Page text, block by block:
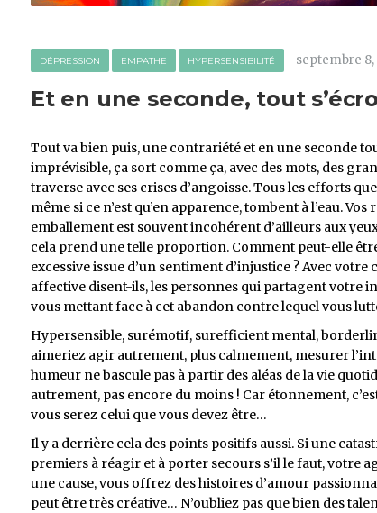
DÉPRESSION EMPATHE HYPERSENSIBILITÉ septembre 8,
Et en une seconde, tout
Tout va bien puis, une contrariété et en une seconde
imprévisible, ça sort comme ça, avec des mots, des
traverse avec ses crises d’angoisse. Tous les efforts
même si ce n’est qu’en apparence, tombent à l’eau.
emballement est souvent incohérent d’ailleurs aux
cela prend une telle proportion. Comment peut-elle
excessive issue d’un sentiment d’injustice ? Avec
affective disent-ils, les personnes qui partagent votre
vous mettant face à cet abandon contre lequel vous
Hypersensible, surémotif, surefficient mental,
aimeriez agir autrement, plus calmement, mesurer
humeur ne bascule pas à partir des aléas de la vie
autrement, pas encore du moins ! Car étonnement,
vous serez celui que vous devez être…
Il y a derrière cela des points positifs aussi. Si une
premiers à réagir et à porter secours s’il le faut, votre
une cause, vous offrez des histoires d’amour
peut être très créative… N’oubliez pas que bien des